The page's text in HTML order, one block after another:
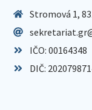
Stromová 1,
IČO: 00164348
DIČ: